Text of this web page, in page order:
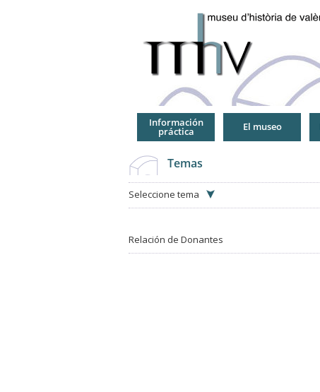
Información
práctica El museo
Temas
Seleccione tema
Relación de Donantes